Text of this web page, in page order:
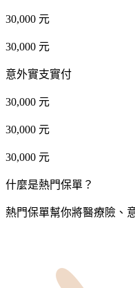
30,000 元
30,000 元
意外實支實付
30,000 元
30,000 元
30,000 元
什麼是熱門保單？
熱門保單幫你將醫療險、